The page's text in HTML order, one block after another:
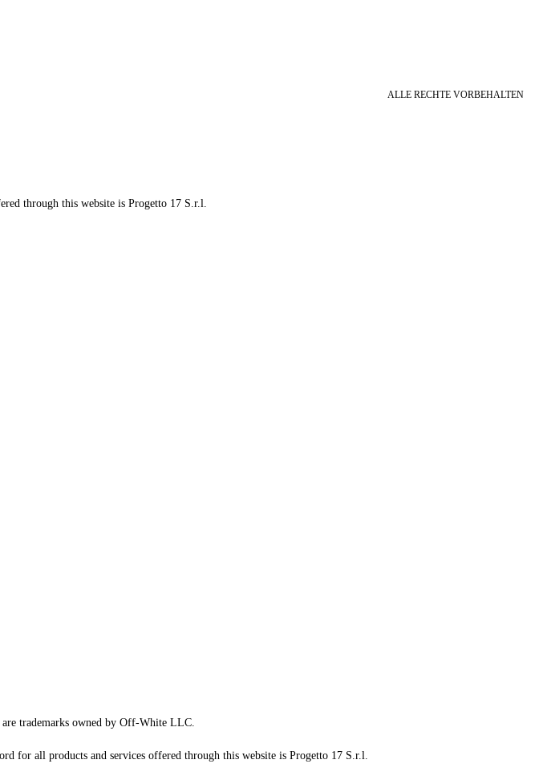
ALLE RECHTE VORBEHALTEN
through this website is Progetto 17 S.r.l.
trademarks owned by Off-White LLC.
for all products and services offered through this website is Progetto 17 S.r.l.